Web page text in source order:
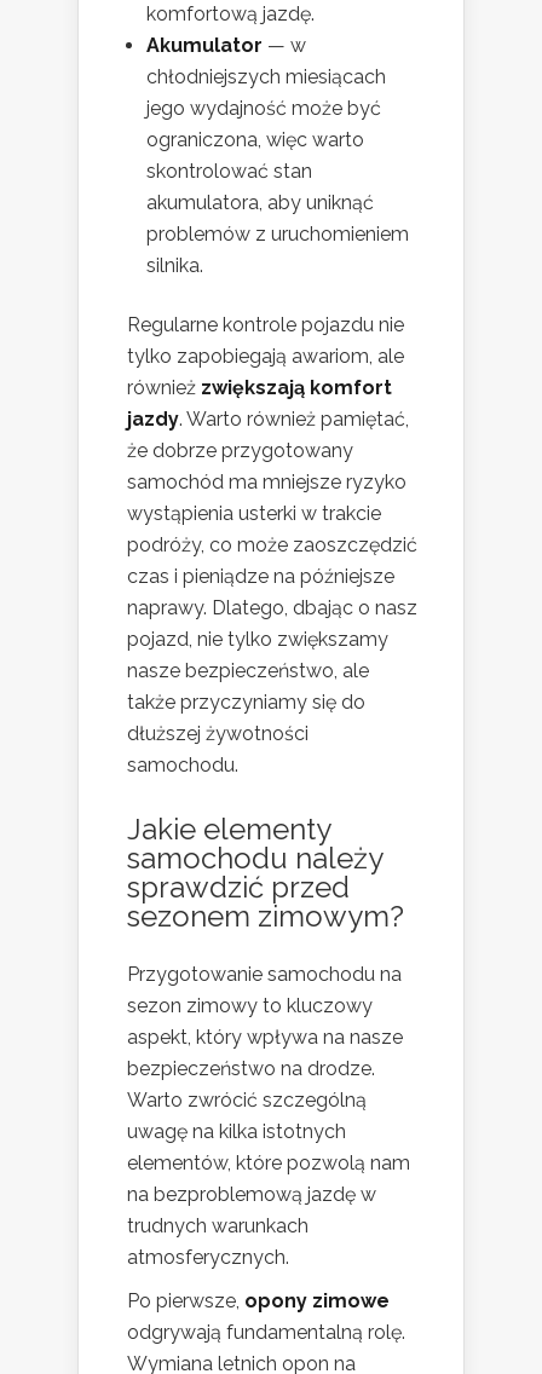
komfortową jazdę.
Akumulator — w
chłodniejszych miesiącach
jego wydajność może być
ograniczona, więc warto
skontrolować stan
akumulatora, aby uniknąć
problemów z uruchomieniem
silnika.
Regularne kontrole pojazdu nie
tylko zapobiegają awariom, ale
również zwiększają komfort
jazdy. Warto również pamiętać,
że dobrze przygotowany
samochód ma mniejsze ryzyko
wystąpienia usterki w trakcie
podróży, co może zaoszczędzić
czas i pieniądze na późniejsze
naprawy. Dlatego, dbając o nasz
pojazd, nie tylko zwiększamy
nasze bezpieczeństwo, ale
także przyczyniamy się do
dłuższej żywotności
samochodu.
Jakie elementy
samochodu należy
sprawdzić przed
sezonem zimowym?
Przygotowanie samochodu na
sezon zimowy to kluczowy
aspekt, który wpływa na nasze
bezpieczeństwo na drodze.
Warto zwrócić szczególną
uwagę na kilka istotnych
elementów, które pozwolą nam
na bezproblemową jazdę w
trudnych warunkach
atmosferycznych.
Po pierwsze, opony zimowe
odgrywają fundamentalną rolę.
Wymiana letnich opon na